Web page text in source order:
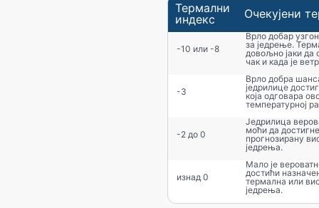
Термални
индекс
Очекујeни
-10 или -8
Врло добар
за једрење.
довољно јаки да
чак и када је
-3
Врло добра
једрилице
која одговара
температурној
-2 до 0
Једрилица
моћи да достигне
прогнозирану
једрења.
изнад 0
Мало је
достићи
термална или
једрења.